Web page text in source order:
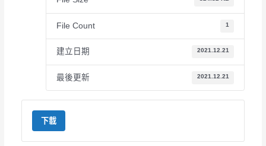
File Count 1
建立日期 2021.12.21
最後更新 2021.12.21
下載